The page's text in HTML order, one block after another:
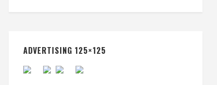
ADVERTISING 125×125